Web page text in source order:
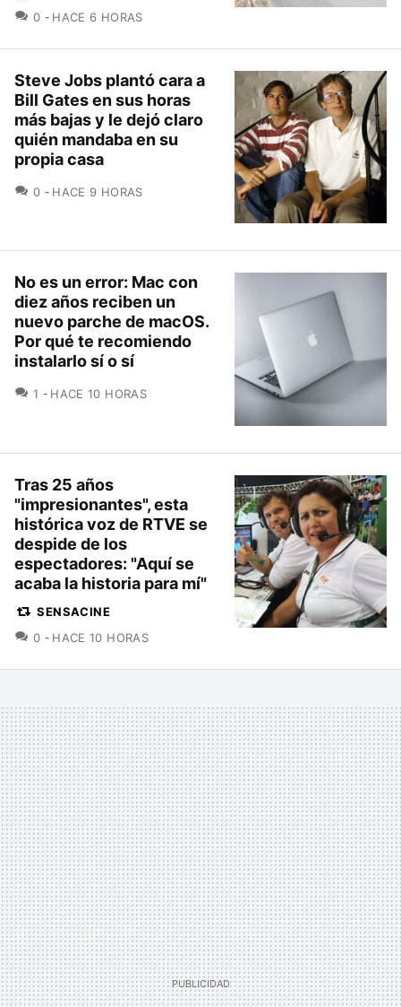
0 COMENTARIOS
HACE 6 HORAS
Steve Jobs plantó cara a
Bill Gates en sus horas
más bajas y le dejó claro
quién mandaba en su
propia casa
0 COMENTARIOS
HACE 9 HORAS
No es un error: Mac con
diez años reciben un
nuevo parche de macOS.
Por qué te recomiendo
instalarlo sí o sí
1 COMENTARIOS
HACE 10 HORAS
Tras 25 años
"impresionantes", esta
histórica voz de RTVE se
despide de los
espectadores: "Aquí se
acaba la historia para mí"
SENSACINE
0 COMENTARIOS
HACE 10 HORAS